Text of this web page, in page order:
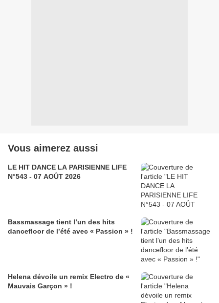
Vous aimerez aussi
LE HIT DANCE LA PARISIENNE LIFE
N°543 - 07 AOÛT 2026
Bassmassage tient l’un des hits
dancefloor de l’été avec « Passion » !
Helena dévoile un remix Electro de «
Mauvais Garçon » !